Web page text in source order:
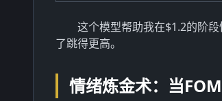
这个模型帮助我在$1.2的阶
了跳得更高。
情绪炼金术：当